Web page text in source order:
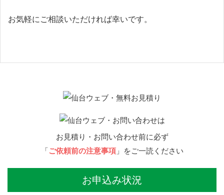
お気軽にご相談いただければ幸いです。
お見積り・お問い合わせ前に必ず
「ご依頼前の注意事項」をご一読ください
お申込み状況